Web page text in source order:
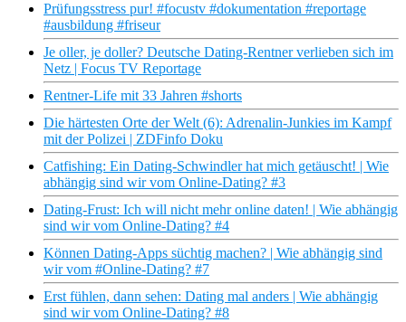
Prüfungsstress pur! #focustv #dokumentation #reportage
#ausbildung #friseur
Je oller, je doller? Deutsche Dating-Rentner verlieben sich im
Netz | Focus TV Reportage
Rentner-Life mit 33 Jahren #shorts
Die härtesten Orte der Welt (6): Adrenalin-Junkies im Kampf
mit der Polizei | ZDFinfo Doku
Catfishing: Ein Dating-Schwindler hat mich getäuscht! | Wie
abhängig sind wir vom Online-Dating? #3
Dating-Frust: Ich will nicht mehr online daten! | Wie abhängig
sind wir vom Online-Dating? #4
Können Dating-Apps süchtig machen? | Wie abhängig sind
wir vom #Online-Dating? #7
Erst fühlen, dann sehen: Dating mal anders | Wie abhängig
sind wir vom Online-Dating? #8